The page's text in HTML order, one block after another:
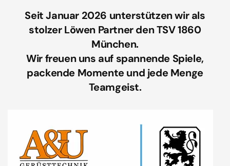
Seit Januar 2026 unterstützen wir als
stolzer Löwen Partner den TSV 1860
München.
Wir freuen uns auf spannende Spiele,
packende Momente und jede Menge
Teamgeist.